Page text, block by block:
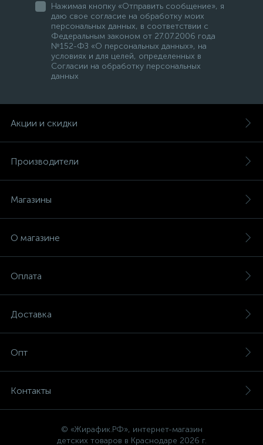
Нажимая кнопку «Отправить сообщение», я
даю свое согласие на обработку моих
персональных данных, в соответствии с
Федеральным законом от 27.07.2006 года
№152-ФЗ «О персональных данных», на
условиях и для целей, определенных в
Согласии на обработку персональных
данных
Акции и скидки
Производители
Магазины
О магазине
Оплата
Доставка
Опт
Контакты
© «Жирафик.РФ», интернет-магазин
детских товаров в Краснодаре 2026 г.